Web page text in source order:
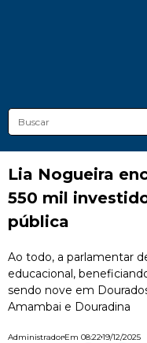
Lia Nogueira
550 mil
pública
Ao todo, a parlamentar
educacional,
sendo nove em
Amambai e Douradina
AdministradorEm 08:2219/12/2025